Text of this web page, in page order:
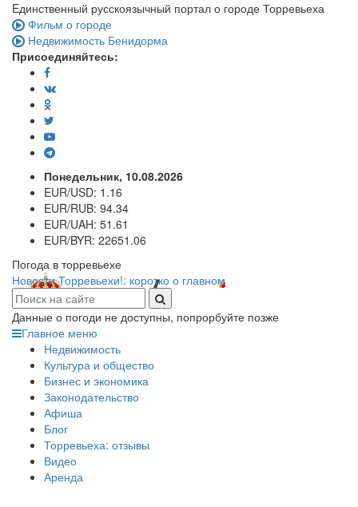
Eдинственный русскоязычный портал о городе Торревьеха
Фильм о городе
Недвижимость Бенидорма
Присоединяйтесь:
Понедельник, 10.08.2026
EUR/USD: 1.16
EUR/RUB: 94.34
EUR/UAH: 51.61
EUR/BYR: 22651.06
Погода в торревьехе
Новости Торревьехи!: коротко о главном
Данные о погоди не доступны, попрорбуйте позже
Главное меню
Недвижимость
Культура и общество
Бизнес и экономика
Законодательство
Афиша
Блог
Торревьеха: отзывы
Видео
Аренда